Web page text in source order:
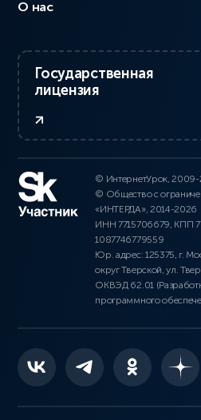
О нас
Государственная
лицензия
© ИнтернетУрок,
© Общество с
«ИНТЕРДА», 2014-2026
ИНН 7715706679, КПП
1087746779559
Юр. адрес: 125375, г.
округ Тверской, ул.
ОКВЭД 62.01
программного